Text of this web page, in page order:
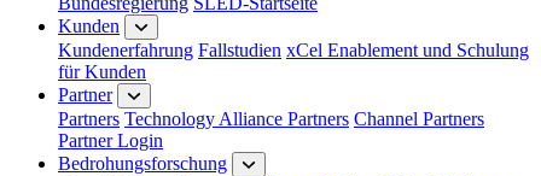
Kunden
Kundenerfahrung Fallstudien xCel Enablement und Schulung
für Kunden
Partner
Partners Technology Alliance Partners Channel Partners
Partner Login
Bedrohungsforschung